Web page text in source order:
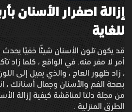
إزالة اصفرار الأسنان
للغاية
قد يكون تلون الأسنان شيئًا خفيًا
أمر لا مفر منه. في الواقع ، كلما زاد
، زاد ظهور العاج ، والذي يميل إلى
بصحة الفم والأسنان وجمال أسنانك ،
من مجلة دلتا لمناقشة كيفية إزالة
الطرق المنزلية .